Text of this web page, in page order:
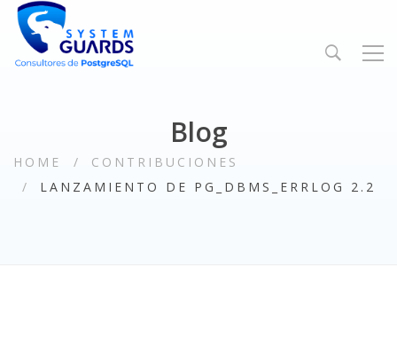
Blog
HOME
CONTRIBUCIONES
LANZAMIENTO DE PG_DBMS_ERRLOG 2.2